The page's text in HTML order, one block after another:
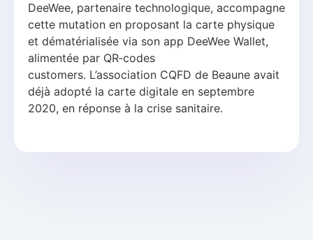
DeeWee, partenaire technologique, accompagne
cette mutation en proposant la carte physique
et dématérialisée via son app DeeWee Wallet,
alimentée par QR‑codes
customers. L’association CQFD de Beaune avait
déjà adopté la carte digitale en septembre
2020, en réponse à la crise sanitaire.